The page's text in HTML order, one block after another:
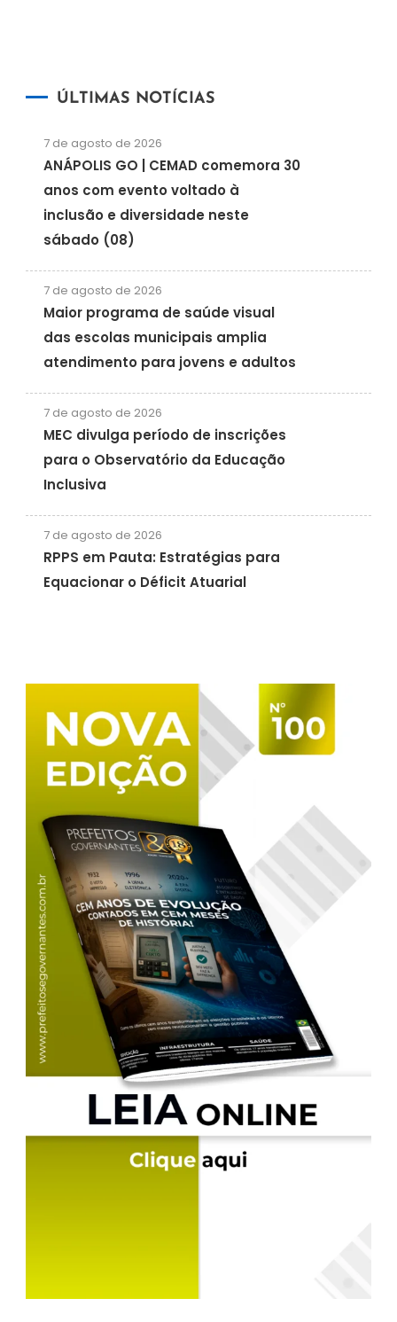
ÚLTIMAS NOTÍCIAS
7 de agosto de 2026
ANÁPOLIS GO | CEMAD comemora 30
anos com evento voltado à
inclusão e diversidade neste
sábado (08)
7 de agosto de 2026
Maior programa de saúde visual
das escolas municipais amplia
atendimento para jovens e adultos
7 de agosto de 2026
MEC divulga período de inscrições
para o Observatório da Educação
Inclusiva
7 de agosto de 2026
RPPS em Pauta: Estratégias para
Equacionar o Déficit Atuarial